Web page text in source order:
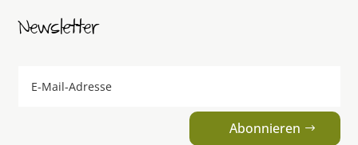
Newsletter
Abonnieren